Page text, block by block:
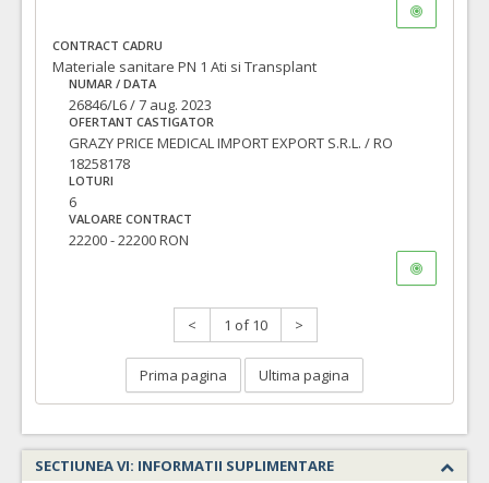
CONTRACT CADRU
Materiale sanitare PN 1 Ati si Transplant
NUMAR / DATA
26846/L6 / 7 aug. 2023
OFERTANT CASTIGATOR
GRAZY PRICE MEDICAL IMPORT EXPORT S.R.L. / RO
18258178
LOTURI
6
VALOARE CONTRACT
22200 - 22200 RON
< 1 of 10 >
Prima pagina Ultima pagina
SECTIUNEA VI: INFORMATII SUPLIMENTARE